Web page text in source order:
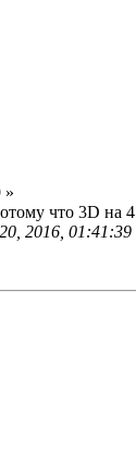
»
что 3D на
2016,